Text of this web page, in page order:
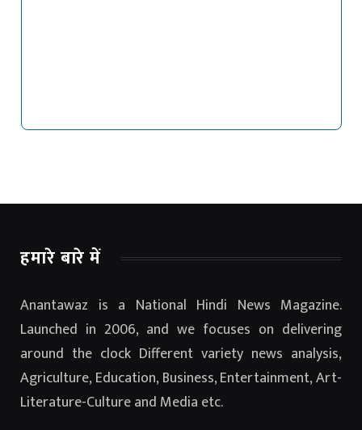
हमारे बारे में
Anantawaz is a National Hindi News Magazine.
Launched in 2006, and we focuses on delivering
around the clock Different variety news analysis,
Agriculture, Education, Business, Entertainment, Art-
Literature-Culture and Media etc.